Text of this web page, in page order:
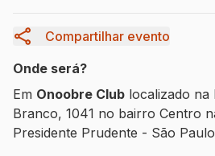
Compartilhar evento
Onde será?
Em Onoobre Club localizado na
Branco, 1041 no bairro Centro
Presidente Prudente - São Paulo